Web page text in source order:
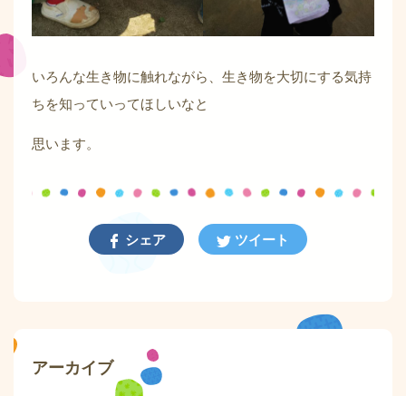
いろんな生き物に触れながら、生き物を大切にする気持
ちを知っていってほしいなと
思います。
シェア ツイート
アーカイブ